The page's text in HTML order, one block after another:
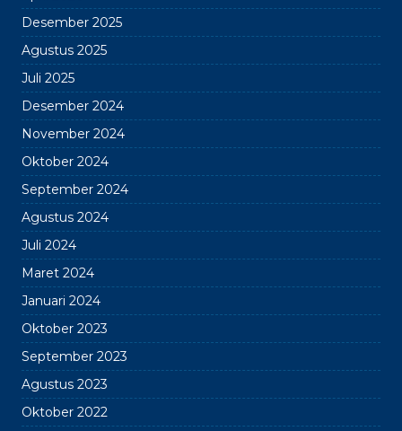
Desember 2025
Agustus 2025
Juli 2025
Desember 2024
November 2024
Oktober 2024
September 2024
Agustus 2024
Juli 2024
Maret 2024
Januari 2024
Oktober 2023
September 2023
Agustus 2023
Oktober 2022